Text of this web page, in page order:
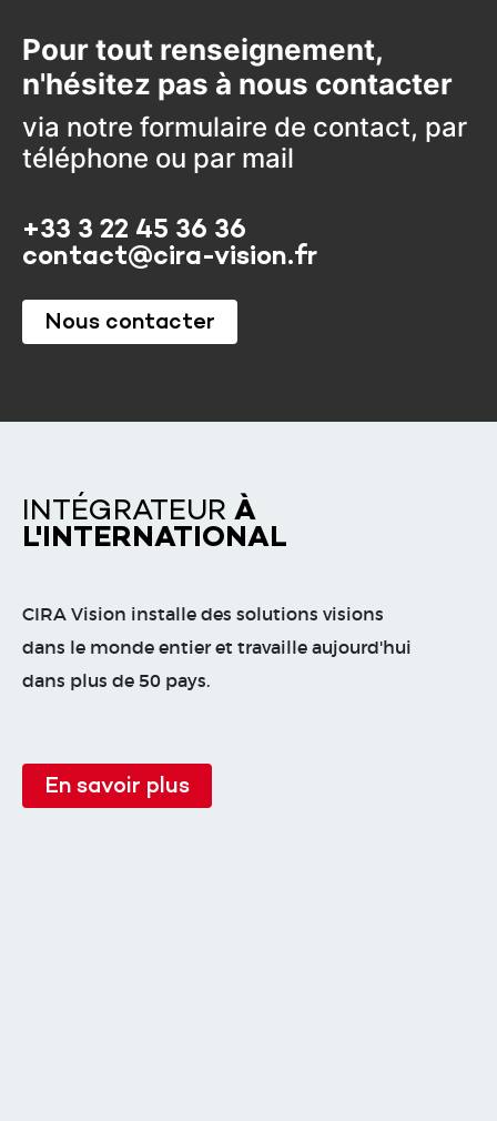
Pour tout renseignement,
n'hésitez pas à nous contacter
via notre formulaire de contact, par
téléphone ou par mail
Nous contacter
+33 3 22 45 36 36
contact@cira-vision.fr
INTÉGRATEUR À
L'INTERNATIONAL
CIRA Vision installe des solutions visions
dans le monde entier et travaille aujourd'hui
dans plus de 50 pays.
En savoir plus